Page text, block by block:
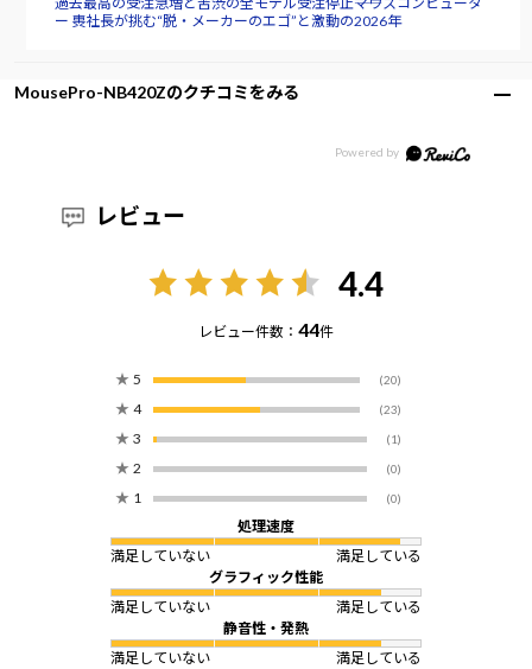
ー 軣社長が挑む“脱・メーカーのエゴ”と激動の2026年
MousePro-NB420Zのクチコミをみる
レビュー
4.4
レビュー件数： 44件
★ 5 (20)
★ 4 (23)
★ 3 (1)
★ 2 (0)
★ 1 (0)
処理速度
満足していない
満足している
グラフィック性能
満足していない
満足している
静音性・発熱
満足していない
満足している